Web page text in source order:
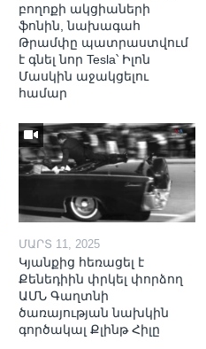
բողոքի ակցիաների
ֆոնին, նախագահ
Թրամփը պատրաստվում
է գնել նոր Tesla՝ Իլոն
Մասկին աջակցելու
համար
ՄԱՐՏ 11, 2025
Կյանքից հեռացել է
Քենեդիին փրկել փորձող
ԱՄՆ Գաղտնի
ծառայության նախկին
գործակալ Քլինթ Հիլը